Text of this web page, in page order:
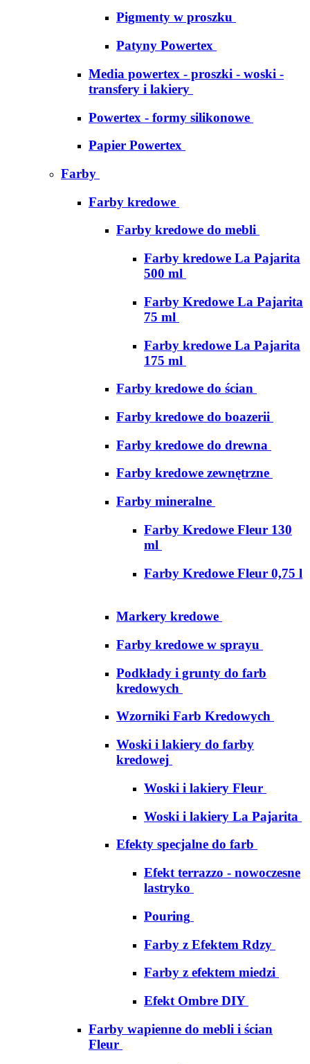
Pigmenty w proszku
Patyny Powertex
Media powertex - proszki - woski -
transfery i lakiery
Powertex - formy silikonowe
Papier Powertex
Farby
Farby kredowe
Farby kredowe do mebli
Farby kredowe La Pajarita
500 ml
Farby Kredowe La Pajarita
75 ml
Farby kredowe La Pajarita
175 ml
Farby kredowe do ścian
Farby kredowe do boazerii
Farby kredowe do drewna
Farby kredowe zewnętrzne
Farby mineralne
Farby Kredowe Fleur 130
ml
Farby Kredowe Fleur 0,75 l
Markery kredowe
Farby kredowe w sprayu
Podkłady i grunty do farb
kredowych
Wzorniki Farb Kredowych
Woski i lakiery do farby
kredowej
Woski i lakiery Fleur
Woski i lakiery La Pajarita
Efekty specjalne do farb
Efekt terrazzo - nowoczesne
lastryko
Pouring
Farby z Efektem Rdzy
Farby z efektem miedzi
Efekt Ombre DIY
Farby wapienne do mebli i ścian
Fleur